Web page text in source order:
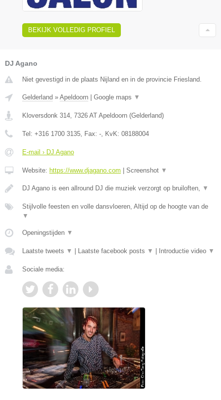
BEKIJK VOLLEDIG PROFIEL
DJ Agano
Niet gevestigd in de plaats Nijland en in de provincie Friesland.
Gelderland » Apeldoorn | Google maps ▼
Kloversdonk 314 7326 AT Apeldoorn (Gelderland)
Tel: +316 1700 3135 , Fax: - , KvK: 08188004
E-mail › DJ Agano
Website: https://www.djagano.com | Screenshot ▼
DJ Agano is een allround DJ die muziek verzorgt op bruiloften, ▼
Stijlvolle feesten en volle dansvloeren, Altijd op de hoogte van de
▼
Openingstijden ▼
Laatste tweets ▼ | Laatste facebook posts ▼ | Introductie video ▼
Sociale media: